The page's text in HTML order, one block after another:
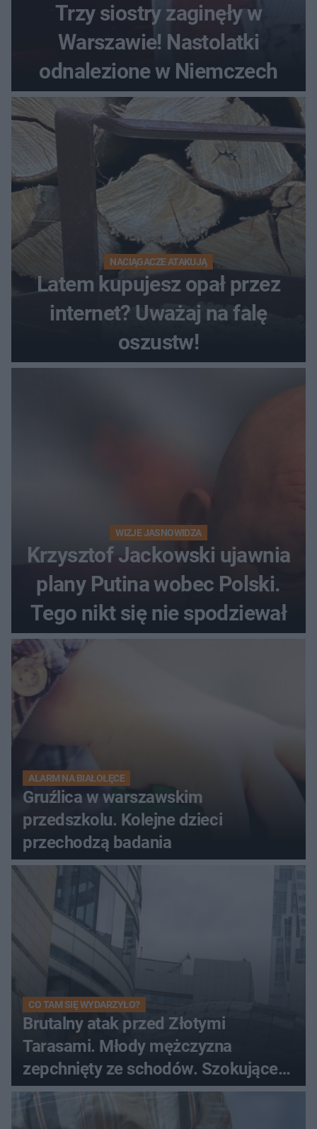
Trzy siostry zaginęły w
Warszawie! Nastolatki
odnalezione w Niemczech
NACIĄGACZE ATAKUJĄ
Latem kupujesz opał przez
internet? Uważaj na falę
oszustw!
WIZJE JASNOWIDZA
Krzysztof Jackowski ujawnia
plany Putina wobec Polski.
Tego nikt się nie spodziewał
ALARM NA BIAŁOŁĘCE
Gruźlica w warszawskim
przedszkolu. Kolejne dzieci
przechodzą badania
CO TAM SIĘ WYDARZYŁO?
Brutalny atak przed Złotymi
Tarasami. Młody mężczyzna
zepchnięty ze schodów. Szokujące
nagranie krąży po sieci